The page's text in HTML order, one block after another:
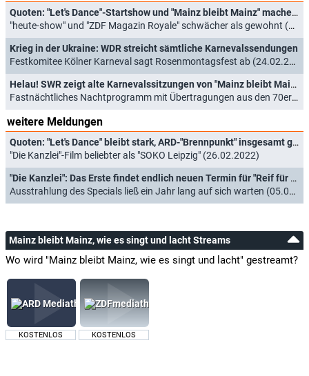
Quoten: "Let's Dance"-Startshow und "Mainz bleibt Mainz" machen "Mein Mann kann" platt
"heute-show" und "ZDF Magazin Royale" schwächer als gewohnt (18.02.2023)
Krieg in der Ukraine: WDR streicht sämtliche Karnevalssendungen
Festkomitee Kölner Karneval sagt Rosenmontagsfest ab (24.02.2022)
Helau! SWR zeigt alte Karnevalssitzungen von "Mainz bleibt Mainz, wie es singt und lacht"
Fastnächtliches Nachtprogramm mit Übertragungen aus den 70ern, 80ern und 90ern (15.01.2022)
weitere Meldungen
Quoten: "Let's Dance" bleibt stark, ARD-"Brennpunkt" insgesamt gefragter
"Die Kanzlei"-Film beliebter als "SOKO Leipzig" (26.02.2022)
"Die Kanzlei": Das Erste findet endlich neuen Termin für "Reif für die Insel"
Ausstrahlung des Specials ließ ein Jahr lang auf sich warten (05.01.2022)
Mainz bleibt Mainz, wie es singt und lacht Streams
Wo wird "Mainz bleibt Mainz, wie es singt und lacht" gestreamt?
KOSTENLOS KOSTENLOS